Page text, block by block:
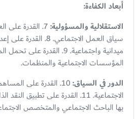
أبعاد الكفاءة:
الاستقلالية والمسؤولية: 7. القدرة
سياق العمل الاجتماعي.
ميدانية واجتماعية. 9. القدرة
المؤسسات الاجتماعية والمنظمات.
الدور في السياق:
10. القدرة على
الاجتماعية. 11. القدرة على تطبيق
بها الباحث الاجتماعي والمتخصص